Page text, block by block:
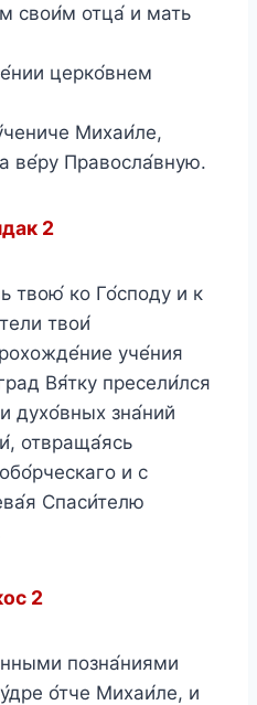
свои́м отца́ и мать
церко́внем
Михаи́ле,
ве́ру Правосла́вную.
2
твою́ ко Го́споду и к
твои́
уче́ния
Вя́тку пресели́лся
духо́вных зна́ний
отвраща́ясь
и с
Спаси́телю
2
позна́ниями
о́тче Михаи́ле, и